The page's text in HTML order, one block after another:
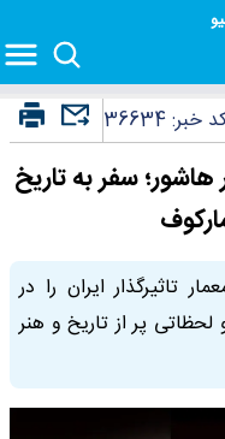
خبر:36634
سفر به تاریخ
تاثیرگذار ایران را در
پر از تاریخ و هنر